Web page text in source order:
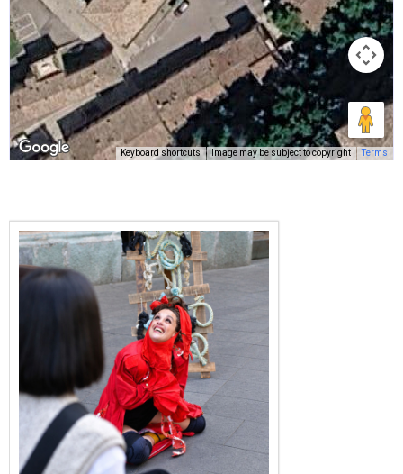
Keyboard shortcuts Image may be subject to copyright Terms